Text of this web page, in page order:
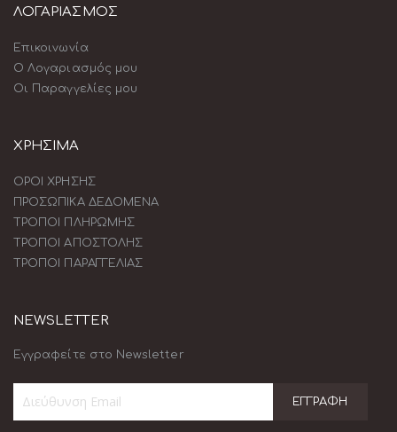
ΛΟΓΑΡΙΑΣΜΟΣ
Επικοινωνία
Ο Λογαριασμός μου
Οι Παραγγελίες μου
ΧΡΗΣΙΜΑ
ΟΡΟΙ ΧΡΗΣΗΣ
ΠΡΟΣΩΠΙΚΑ ΔΕΔΟΜΕΝΑ
ΤΡΟΠΟΙ ΠΛΗΡΩΜΗΣ
ΤΡΟΠΟΙ ΑΠΟΣΤΟΛΗΣ
ΤΡΟΠΟΙ ΠΑΡΑΓΓΕΛΙΑΣ
NEWSLETTER
Εγγραφείτε στο Newsletter
ΕΓΓΡΑΦΉ